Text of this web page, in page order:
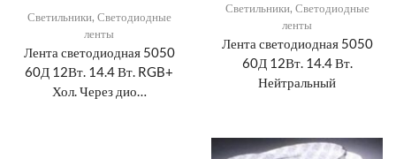
Светильники, Светодиодные
ленты
Лента светодиодная 5050
60Д 12Вт. 14.4 Вт. RGB+
Хол. Через дио…
Светильники, Светодиодные
ленты
Лента светодиодная 5050
60Д 12Вт. 14.4 Вт.
Нейтральный